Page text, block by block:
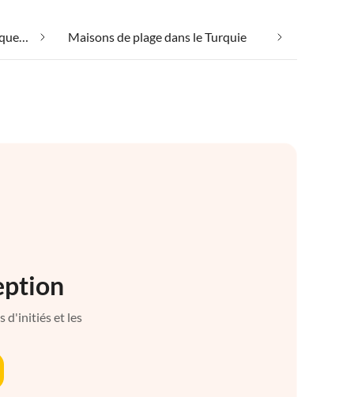
Convient aux personnes allergiques dans le Turquie Maisons de plage dans le Turquie
d'initiés et les